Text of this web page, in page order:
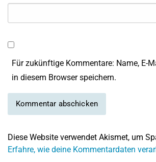
Für zukünftige Kommentare: Name, E-
in diesem Browser speichern.
Diese Website verwendet Akismet, um
Erfahre, wie deine Kommentardaten